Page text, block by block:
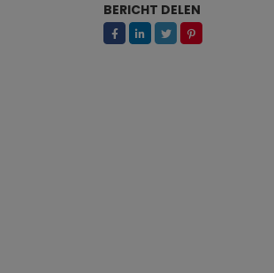
BERICHT DELEN